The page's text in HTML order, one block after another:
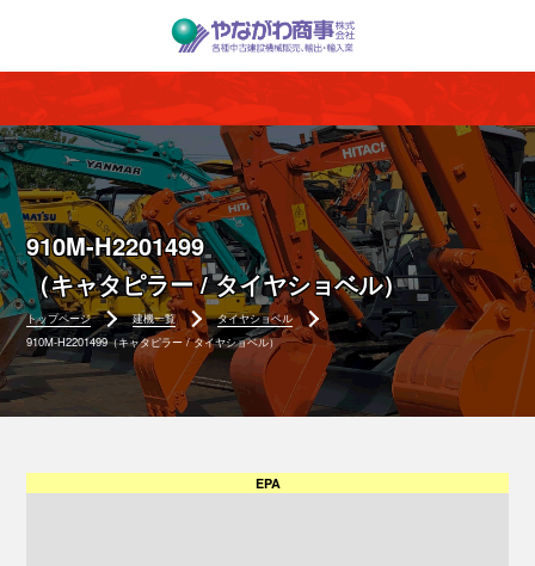
910M-H2201499
（キャタピラー / タイヤショベル）
トップページ 建機一覧
タイヤショベル
910M-H2201499（キャタピラー / タイヤショベル）
EPA